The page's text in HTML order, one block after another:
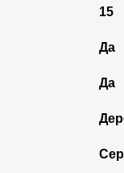
15
Да
Да